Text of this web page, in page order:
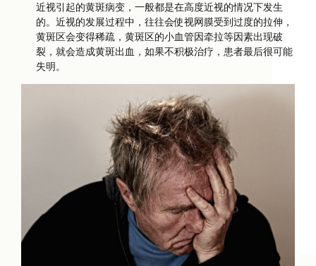
近视引起的黄斑病变，一般都是在高度近视的情况下发生
的。近视的发展过程中，往往会使视网膜受到过度的拉伸，
黄斑区会变得稀疏，黄斑区的小血管因牵拉等因素出现破
裂，就会造成黄斑出血，如果不积极治疗，患者最后很可能
失明。